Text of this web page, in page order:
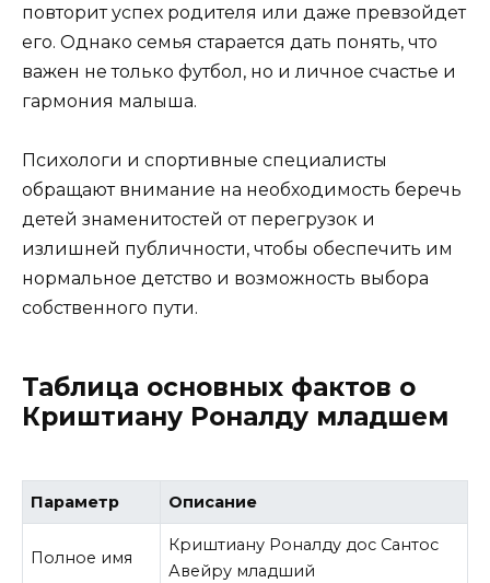
повторит успех родителя или даже превзойдет
его. Однако семья старается дать понять, что
важен не только футбол, но и личное счастье и
гармония малыша.
Психологи и спортивные специалисты
обращают внимание на необходимость беречь
детей знаменитостей от перегрузок и
излишней публичности, чтобы обеспечить им
нормальное детство и возможность выбора
собственного пути.
Таблица основных фактов о
Криштиану Роналду младшем
Параметр Описание
Полное имя
Криштиану Роналду дос Сантос
Авейру младший